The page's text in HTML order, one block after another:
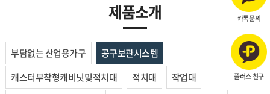
제품소개
부담없는 산업용가구
공구보관시스템
캐스터부착형캐비닛및적치대
적치대
작업대
카톡문의
플러스 친구